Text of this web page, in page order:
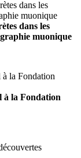
dans les
muonique
à la Fondation